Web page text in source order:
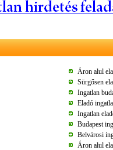
Áron alul
Sürgősen
Ingatlan
Eladó
Ingatlan
Budapest
Belvárosi
Áron alul